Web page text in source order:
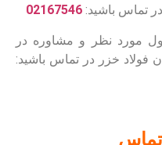
تماس باشید: 02167546
مورد نظر و مشاوره در
فولاد خزر در تماس باشید:
تماس